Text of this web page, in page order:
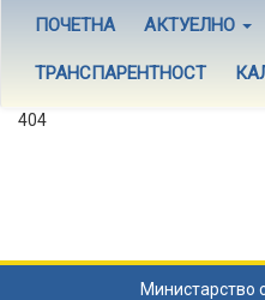
ПОЧЕТНА АКТУЕЛНО
ТРАНСПАРЕНТНОСТ
404
Министарство